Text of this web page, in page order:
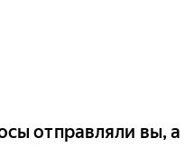
отправляли вы, а